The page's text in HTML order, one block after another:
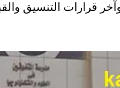
قرارات التنسيق